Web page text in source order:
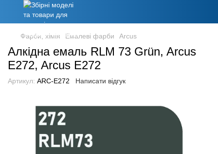
Фарби, хімія Емалеві фарби Arcus
Алкідна емаль RLM 73 Grün, Arcus
E272, Arcus E272
Артикул: ARC-E272 Написати відгук